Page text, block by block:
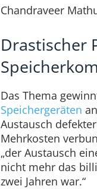
Chandraveer
Drastischer
Das Thema
Speichergeräten
Austausch
Mehrkosten
„der Austausch
nicht mehr das
zwei Jahren war.“